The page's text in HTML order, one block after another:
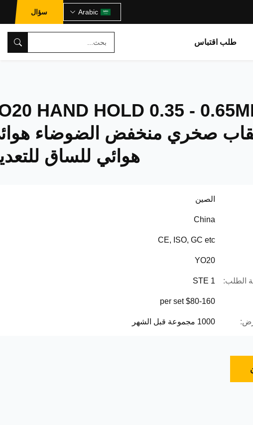
Arabic سؤال
طلب اقتباس
HAND HOLD 0.35 -
صخري منخفض الضوضاء
هوائي للساق
الصين
China
CE, ISO, GC etc
YO20
الطلب: 1 STE
$80-160 per set
1000 مجموعة قبل الشهر